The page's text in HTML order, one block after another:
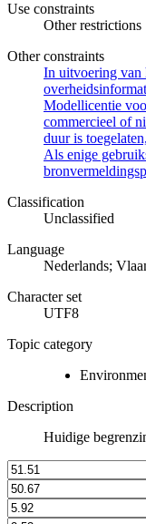
Use constraints
Other restrictions
Other constraints
In uitvoering van
Modellicentie
commercieel of
duur is
Als enige
Classification
Unclassified
Language
Nederlands;
Character set
UTF8
Topic category
Description
Huidige